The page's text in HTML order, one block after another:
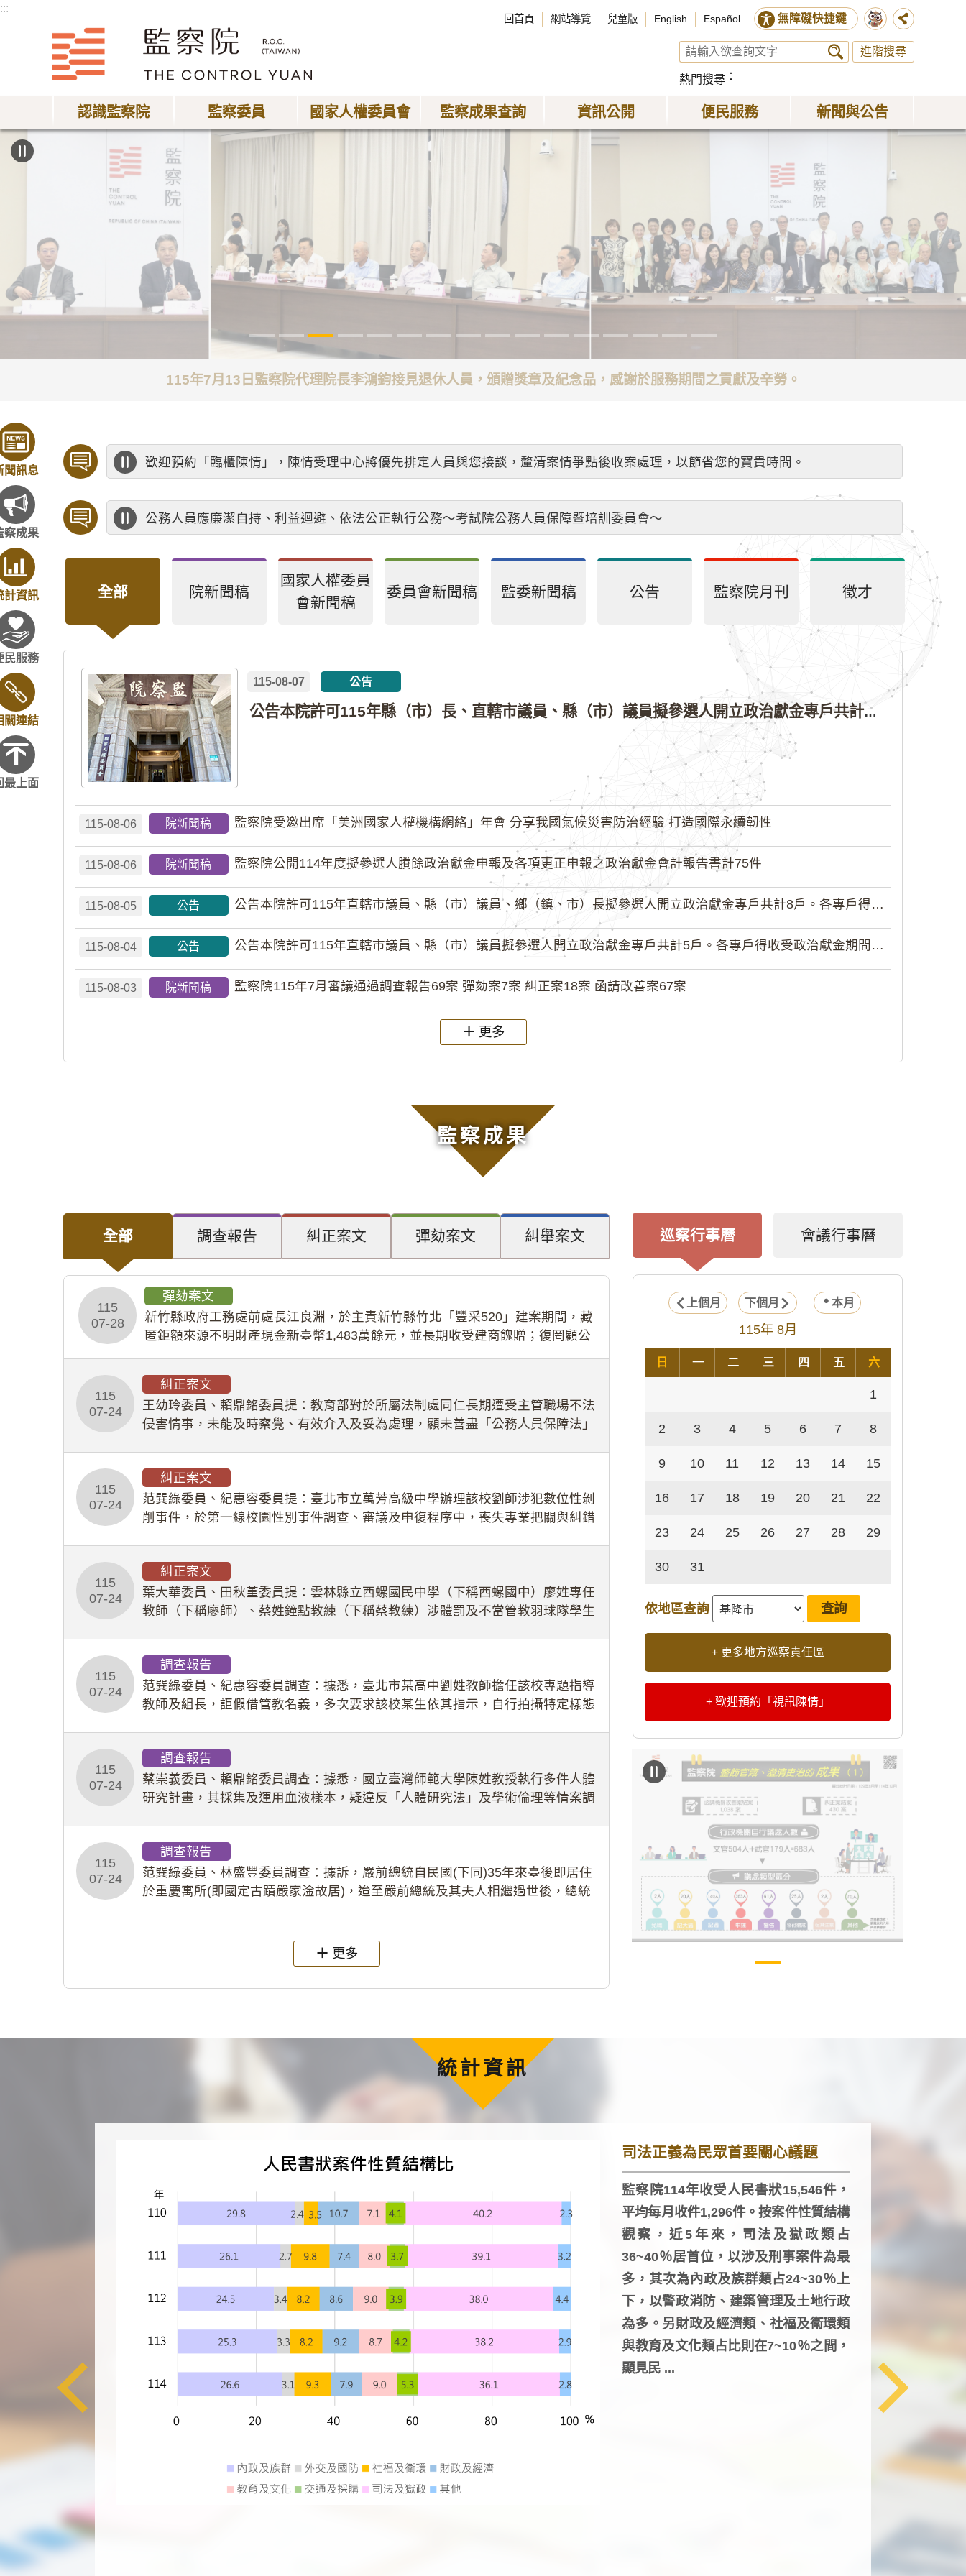
:::
回首頁 網站導覽 兒童版 English Español 無障礙快捷鍵
進階搜尋
熱門搜尋
認識監察院 監察委員 國家人權委員會 監察成果查詢 資訊公開 便民服務 新聞與公告
:::
115年7月13日監察院代理院長李鴻鈞接見退休人員，頒贈獎章及紀念品，感謝於服務期間之貢獻及辛勞。
聞訊息
察成果
計資訊
民服務
關連結
最上面
歡迎預約「臨櫃陳情」，陳情受理中心將優先排定人員與您接談，釐清案情爭點後收案處理，以節省您的寶貴時間。
公務人員應廉潔自持、利益迴避、依法公正執行公務～考試院公務人員保障暨培訓委員會～
全部 院新聞稿
國家人權委員
會新聞稿
委員會新聞稿 監委新聞稿 公告 監察院月刊 徵才
公告本院許可115年縣（市）長、直轄市議員、縣（市）議員擬參選人開立政治獻金專戶共計4戶。各專戶得收受政治獻金期間為自專戶許可設立日起至115年11月27日止，專戶名冊詳如附件。
115-08-07 公告
115-08-06 院新聞稿 監察院受邀出席「美洲國家人權機構網絡」年會 分享我國氣候災害防治經驗 打造國際永續韌性
115-08-06 院新聞稿 監察院公開114年度擬參選人賸餘政治獻金申報及各項更正申報之政治獻金會計報告書計75件
115-08-05 公告 公告本院許可115年直轄市議員、縣（市）議員、鄉（鎮、市）長擬參選人開立政治獻金專戶共計8戶。各專戶得收受...
115-08-04 公告 公告本院許可115年直轄市議員、縣（市）議員擬參選人開立政治獻金專戶共計5戶。各專戶得收受政治獻金期間為自...
115-08-03 院新聞稿 監察院115年7月審議通過調查報告69案 彈劾案7案 糾正案18案 函請改善案67案
更多
監察成果
全部 調查報告 糾正案文 彈劾案文 糾舉案文
115
07-28
彈劾案文
新竹縣政府工務處前處長江良淵，於主責新竹縣竹北「豐采520」建案期間，藏
匿鉅額來源不明財產現金新臺幣1,483萬餘元，並長期收受建商餽贈；復罔顧公
115
07-24
糾正案文
王幼玲委員、賴鼎銘委員提：教育部對於所屬法制處同仁長期遭受主管職場不法
侵害情事，未能及時察覺、有效介入及妥為處理，顯未善盡「公務人員保障法」
115
07-24
糾正案文
范巽綠委員、紀惠容委員提：臺北市立萬芳高級中學辦理該校劉師涉犯數位性剝
削事件，於第一線校園性別事件調查、審議及申復程序中，喪失專業把關與糾錯
115
07-24
糾正案文
葉大華委員、田秋堇委員提：雲林縣立西螺國民中學（下稱西螺國中）廖姓專任
教師（下稱廖師）、蔡姓鐘點教練（下稱蔡教練）涉體罰及不當管教羽球隊學生
115
07-24
調查報告
范巽綠委員、紀惠容委員調查：據悉，臺北市某高中劉姓教師擔任該校專題指導
教師及組長，詎假借管教名義，多次要求該校某生依其指示，自行拍攝特定樣態
115
07-24
調查報告
蔡崇義委員、賴鼎銘委員調查：據悉，國立臺灣師範大學陳姓教授執行多件人體
研究計畫，其採集及運用血液樣本，疑違反「人體研究法」及學術倫理等情案調
115
07-24
調查報告
范巽綠委員、林盛豐委員調查：據訴，嚴前總統自民國(下同)35年來臺後即居住
於重慶寓所(即國定古蹟嚴家淦故居)，迨至嚴前總統及其夫人相繼過世後，總統
更多
巡察行事曆 會議行事曆
上個月 下個月 本月
115年 8月
日 一 二 三 四 五 六
1
2 3 4 5 6 7 8
9 10 11 12 13 14 15
16 17 18 19 20 21 22
23 24 25 26 27 28 29
30 31
依地區查詢
+ 更多地方巡察責任區
+ 歡迎預約「視訊陳情」
統計資訊
司法正義為民眾首要關心議題
監察院114年收受人民書狀15,546件，
平均每月收件1,296件。按案件性質結構
觀察，近5年來，司法及獄政類占
36~40％居首位，以涉及刑事案件為最
多，其次為內政及族群類占24~30％上
下，以警政消防、建築管理及土地行政
為多。另財政及經濟類、社福及衛環類
與教育及文化類占比則在7~10％之間，
顯見民 ...